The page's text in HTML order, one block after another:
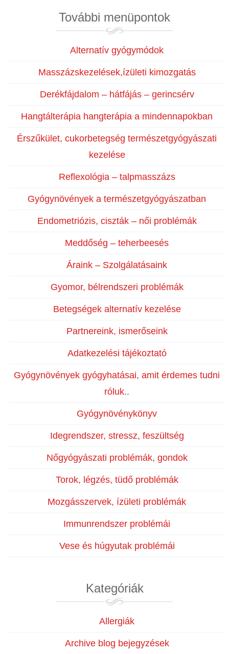
További menüpontok
Alternatív gyógymódok
Masszázskezelések,ízületi kimozgatás
Derékfájdalom – hátfájás – gerincsérv
Hangtálterápia hangterápia a mindennapokban
Érszűkület, cukorbetegség természetgyógyászati
kezelése
Reflexológia – talpmasszázs
Gyógynövények a természetgyógyászatban
Endometriózis, ciszták – női problémák
Meddőség – teherbeesés
Áraink – Szolgálatásaink
Gyomor, bélrendszeri problémák
Betegségek alternatív kezelése
Partnereink, ismerőseink
Adatkezelési tájékoztató
Gyógynövények gyógyhatásai, amit érdemes tudni
róluk..
Gyógynövénykönyv
Idegrendszer, stressz, feszültség
Nőgyógyászati problémák, gondok
Torok, légzés, tüdő problémák
Mozgásszervek, ízületi problémák
Immunrendszer problémái
Vese és húgyutak problémái
Kategóriák
Allergiák
Archive blog bejegyzések